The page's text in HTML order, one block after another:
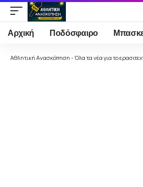
Αρχική Ποδόσφαιρο
Αθλητική Ανασκόπηση - Όλα τα νέα για το